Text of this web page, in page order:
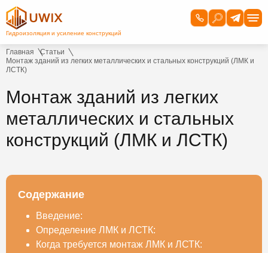
Главная
Статьи
Монтаж зданий из легких металлических и стальных конструкций (ЛМК и
ЛСТК)
Монтаж зданий из легких
металлических и стальных
конструкций (ЛМК и ЛСТК)
Содержание
Введение:
Определение ЛМК и ЛСТК:
Когда требуется монтаж ЛМК и ЛСТК: